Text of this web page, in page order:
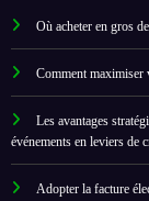
Où acheter en gros
Comment maximiser
Les avantages
événements en leviers de
Adopter la facture